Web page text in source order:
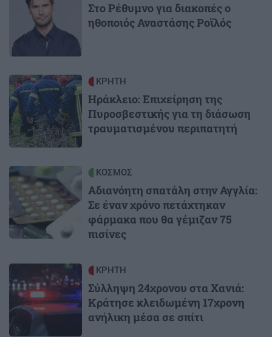
Στο Ρέθυμνο για διακοπές ο
ηθοποιός Αναστάσης Ροϊλός
Image ΚΡΗΤΗ
Ηράκλειο: Επιχείρηση της
Πυροσβεστικής για τη διάσωση
τραυματισμένου περιπατητή
Image ΚΟΣΜΟΣ
Αδιανόητη σπατάλη στην Αγγλία:
Σε έναν χρόνο πετάχτηκαν
φάρμακα που θα γέμιζαν 75
πισίνες
ΚΡΗΤΗ
Σύλληψη 24χρονου στα Χανιά:
Κράτησε κλειδωμένη 17χρονη
ανήλικη μέσα σε σπίτι